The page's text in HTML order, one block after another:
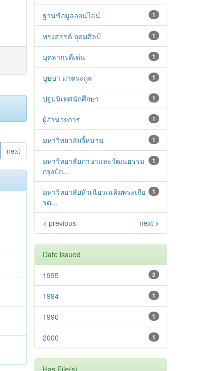
next
1
ฐานข้อมูลออนไลน์
1
ทรงสรรค์ อุดมศิลป์
1
บุคลากรดีเด่น
1
บุษบา มาตระกูล
1
ปฐมนิเทศนักศึกษา
1
ผู้อำนวยการ
1
มหาวิทยาลัยจี้หนาน
1
มหาวิทยาลัยภาษาและวัฒนธรรม
กรุงปัก...
1
มหาวิทยาลัยหัวเฉียวเฉลิมพระเกีย
รต...
< previous next >
Date issued
2
1995
1
1994
1
1996
1
2000
Has File(s)